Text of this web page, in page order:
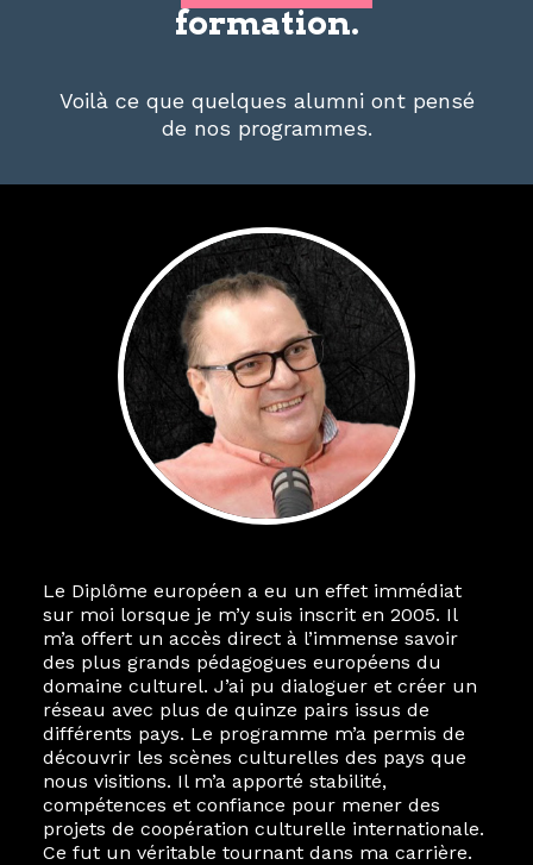
formation.
Voilà ce que quelques alumni ont pensé
de nos programmes.
Le Diplôme européen a eu un effet immédiat
sur moi lorsque je m’y suis inscrit en 2005. Il
m’a offert un accès direct à l’immense savoir
des plus grands pédagogues européens du
domaine culturel. J’ai pu dialoguer et créer un
réseau avec plus de quinze pairs issus de
différents pays. Le programme m’a permis de
découvrir les scènes culturelles des pays que
nous visitions. Il m’a apporté stabilité,
compétences et confiance pour mener des
projets de coopération culturelle internationale.
Ce fut un véritable tournant dans ma carrière.